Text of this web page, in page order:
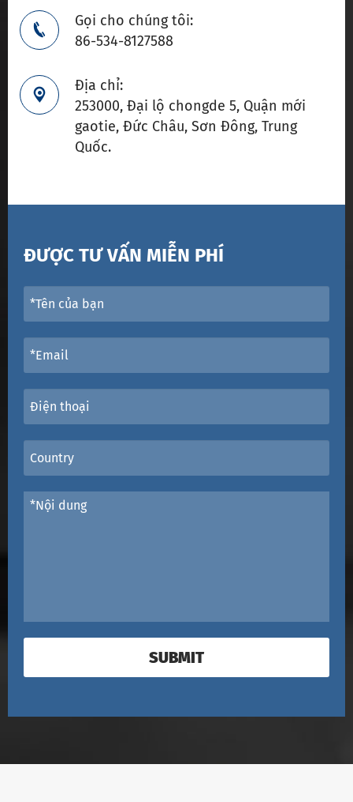

Gọi cho chúng tôi:
86-534-8127588

Địa chỉ:
253000, Đại lộ chongde 5, Quận mới
gaotie, Đức Châu, Sơn Đông, Trung
Quốc.
ĐƯỢC TƯ VẤN MIỄN PHÍ
SUBMIT